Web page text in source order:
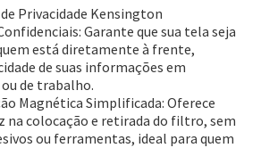
Privacidade Kensington
Garante que sua tela seja
está diretamente à frente,
de suas informações em
de trabalho.
Magnética Simplificada: Oferece
na colocação e retirada do filtro, sem
ou ferramentas, ideal para quem